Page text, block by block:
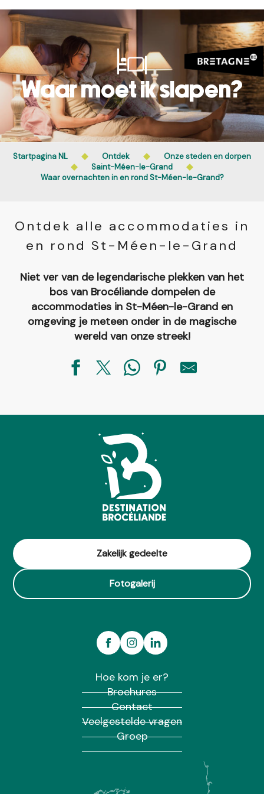
Aller
au
contenu
principal
Waar moet ik slapen?
Startpagina NL Ontdek
Onze steden en dorpen
Saint-Méen-le-Grand
Waar overnachten in en rond St-Méen-le-Grand?
Ontdek alle accommodaties in
en rond St-Méen-le-Grand
Niet ver van de legendarische plekken van het
bos van Brocéliande dompelen de
accommodaties in St-Méen-le-Grand en
omgeving je meteen onder in de magische
wereld van onze streek!
Madame Beaudequin
Gite de la Goustière - Un séjour paisible
Le domaine de Bellenoë - Gîte Chez Yvonne
Gite de la Goustière - Confort et tranquillité
Le Plessis Morvan
Côté parc
Les insolites de Sophie - Bulle Fée Viviane
Zakelijk gedeelte
Fotogalerij
Hoe kom je er?
Brochures
Contact
Veelgestelde vragen
Groep